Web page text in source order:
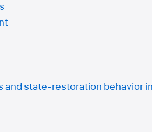
and state-restoration behavior